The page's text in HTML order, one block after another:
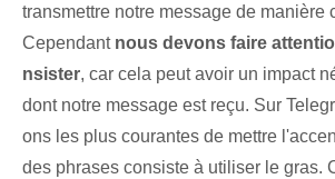
transmettre notre message de manière
Cependant nous devons faire
nsister, car cela peut avoir un impact
dont notre message est reçu. ​Sur
ons les plus courantes de mettre
des phrases consiste à utiliser le gras.